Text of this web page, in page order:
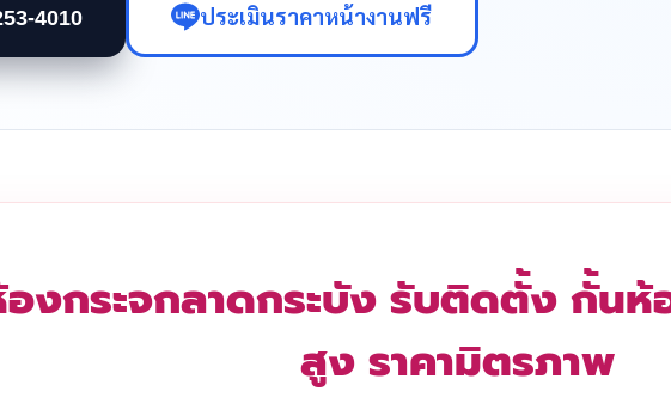
4010 ประเมินราคาหน้างานฟรี
งกระจกลาดกระบัง รับติดตั้ง กั้น
สูง ราคามิตรภาพ